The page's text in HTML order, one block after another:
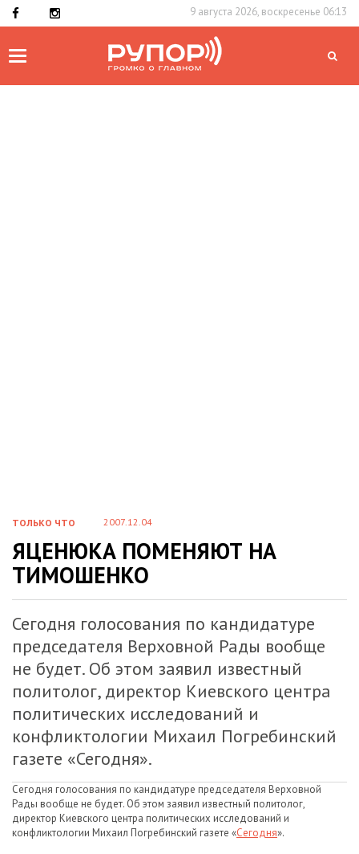
9 августа 2026, воскресенье 06:13
Toggle
ТОЛЬКО ЧТО 2007.12.04
ЯЦЕНЮКА ПОМЕНЯЮТ НА
ТИМОШЕНКО
Сегодня голосования по кандидатуре
председателя Верховной Рады вообще
не будет. Об этом заявил известный
политолог, директор Киевского центра
политических исследований и
конфликтологии Михаил Погребинский
газете «Сегодня».
Сегодня голосования по кандидатуре председателя Верховной
Рады вообще не будет. Об этом заявил известный политолог,
директор Киевского центра политических исследований и
конфликтологии Михаил Погребинский газете «Сегодня».